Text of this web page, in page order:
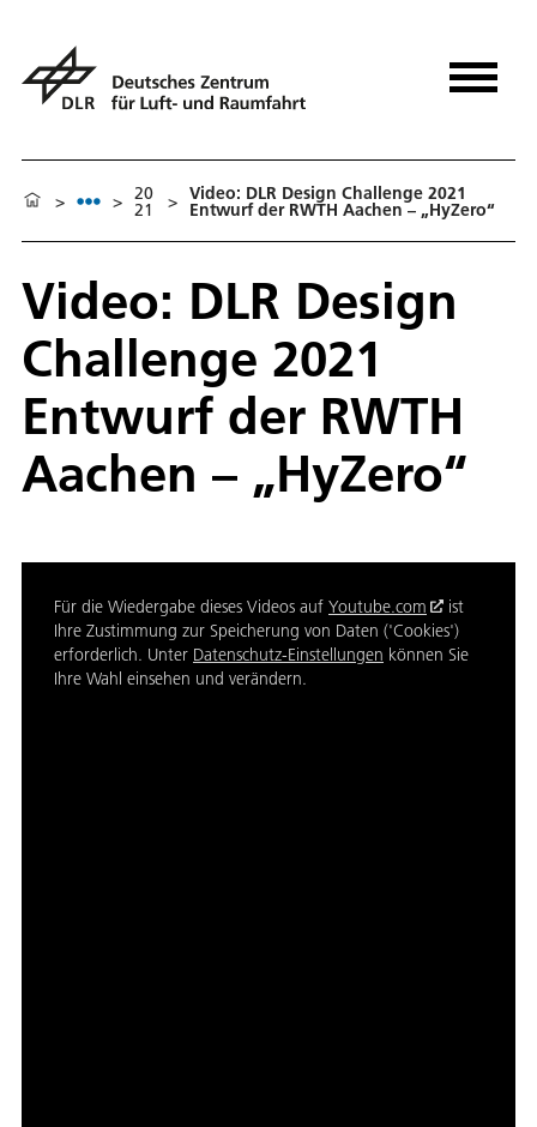
> > 20
21 > Video: DLR Design Challenge 2021
Entwurf der RWTH Aachen – „HyZero“
Video: DLR Design
Challenge 2021
Entwurf der RWTH
Aachen – „HyZero“
Für die Wiedergabe dieses Videos auf Youtube.com
ist
Ihre Zustimmung zur Speicherung von Daten ('Cookies')
erforderlich. Unter Datenschutz-Einstellungen können Sie
Ihre Wahl einsehen und verändern.